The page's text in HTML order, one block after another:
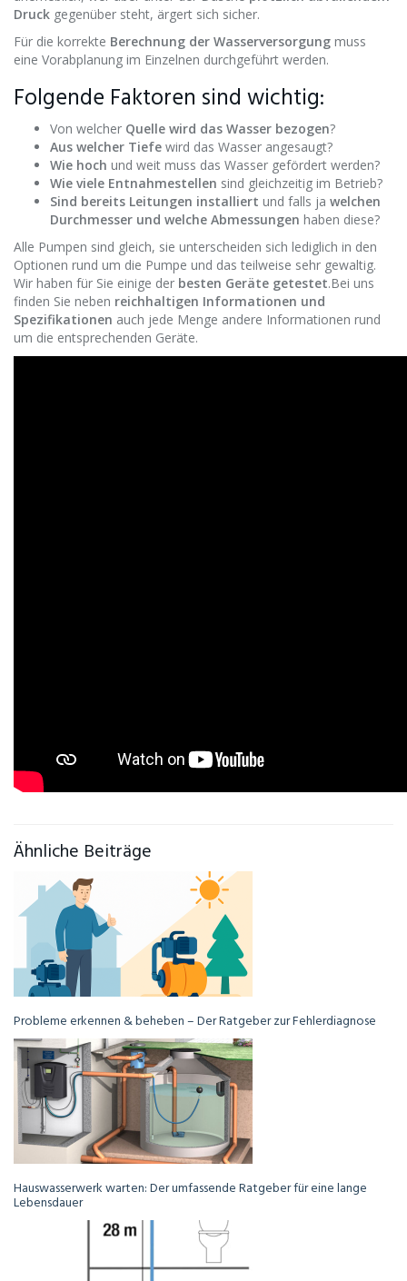
Druck gegenüber steht, ärgert sich sicher.
Für die korrekte Berechnung der Wasserversorgung muss
eine Vorabplanung im Einzelnen durchgeführt werden.
Folgende Faktoren sind wichtig:
Von welcher Quelle wird das Wasser bezogen?
Aus welcher Tiefe wird das Wasser angesaugt?
Wie hoch und weit muss das Wasser gefördert werden?
Wie viele Entnahmestellen sind gleichzeitig im Betrieb?
Sind bereits Leitungen installiert und falls ja welchen
Durchmesser und welche Abmessungen haben diese?
Alle Pumpen sind gleich, sie unterscheiden sich lediglich in den
Optionen rund um die Pumpe und das teilweise sehr gewaltig.
Wir haben für Sie einige der besten Geräte getestet.Bei uns
finden Sie neben reichhaltigen Informationen und
Spezifikationen auch jede Menge andere Informationen rund
um die entsprechenden Geräte.
Ähnliche Beiträge
Probleme erkennen & beheben – Der Ratgeber zur Fehlerdiagnose
Hauswasserwerk warten: Der umfassende Ratgeber für eine lange
Lebensdauer